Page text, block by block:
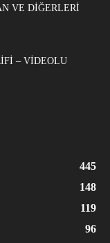
VE DIĞERLERI
– VIDEOLU
445
148
119
96